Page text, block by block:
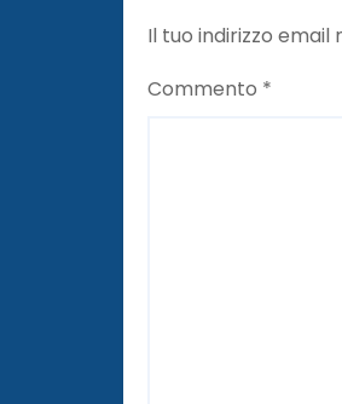
Il tuo indirizzo
Commento *